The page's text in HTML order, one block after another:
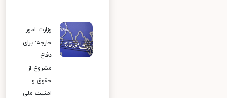
وزارت امور
خارجه: برای
دفاع
مشروع از
حقوق و
امنیت ملی